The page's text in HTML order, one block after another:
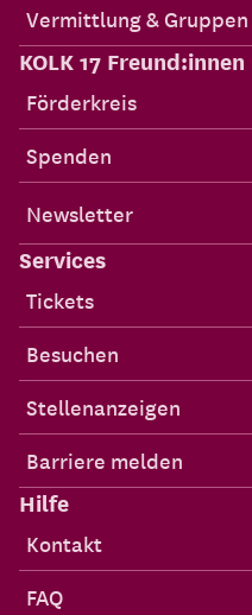
Vermittlung & Gruppen
KOLK 17 Freund:innen
Förderkreis
Spenden
Newsletter
Services
Tickets
Besuchen
Stellenanzeigen
Barriere melden
Hilfe
Kontakt
FAQ